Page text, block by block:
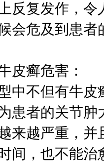
反复发作，
会危及到患
癣危害：
不但有牛皮
患者的关节
来越严重，
间，也不能